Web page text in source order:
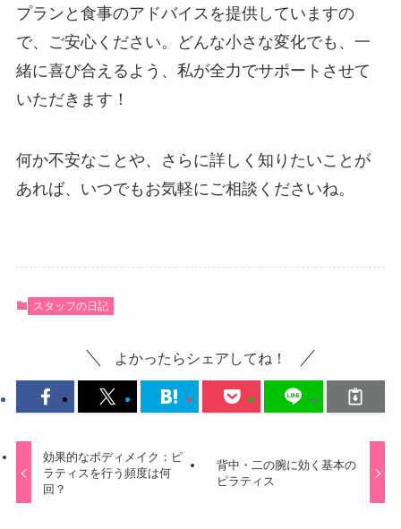
プランと食事のアドバイスを提供していますの
で、ご安心ください。どんな小さな変化でも、一
緒に喜び合えるよう、私が全力でサポートさせて
いただきます！
何か不安なことや、さらに詳しく知りたいことが
あれば、いつでもお気軽にご相談くださいね。
スタッフの日記
よかったらシェアしてね！
効果的なボディメイク：ピ
ラティスを行う頻度は何
回？
背中・二の腕に効く基本の
ピラティス